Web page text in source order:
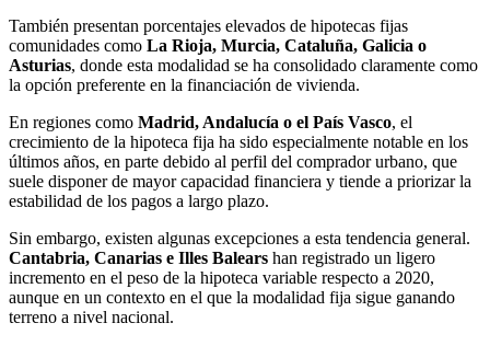
También presentan porcentajes elevados de hipotecas fijas
comunidades como La Rioja, Murcia, Cataluña, Galicia o
Asturias, donde esta modalidad se ha consolidado claramente como
la opción preferente en la financiación de vivienda.
En regiones como Madrid, Andalucía o el País Vasco, el
crecimiento de la hipoteca fija ha sido especialmente notable en los
últimos años, en parte debido al perfil del comprador urbano, que
suele disponer de mayor capacidad financiera y tiende a priorizar la
estabilidad de los pagos a largo plazo.
Sin embargo, existen algunas excepciones a esta tendencia general.
Cantabria, Canarias e Illes Balears han registrado un ligero
incremento en el peso de la hipoteca variable respecto a 2020,
aunque en un contexto en el que la modalidad fija sigue ganando
terreno a nivel nacional.